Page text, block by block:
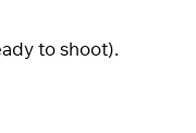
to shoot).
Оплачивайте